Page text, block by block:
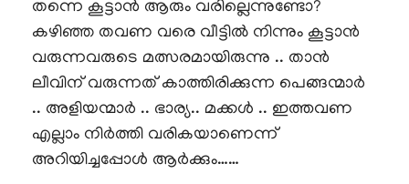
തന്നെ കൂട്ടാൻ ആരും വരില്ലെന്നുണ്ടോ?
കഴിഞ്ഞ തവണ വരെ വീട്ടിൽ നിന്നും കൂട്ടാൻ
വരുന്നവരുടെ മത്സരമായിരുന്നു .. താൻ
ലീവിന് വരുന്നത് കാത്തിരിക്കുന്ന പെങ്ങന്മാർ
.. അളിയന്മാർ .. ഭാര്യ.. മക്കൾ .. ഇത്തവണ
എല്ലാം നിർത്തി വരികയാണെന്ന്
അറിയിച്ചപ്പോൾ ആർക്കും……